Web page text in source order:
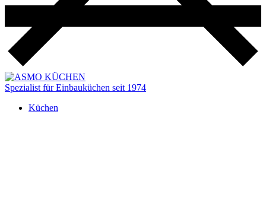
Spezialist für Einbauküchen seit 1974
Küchen